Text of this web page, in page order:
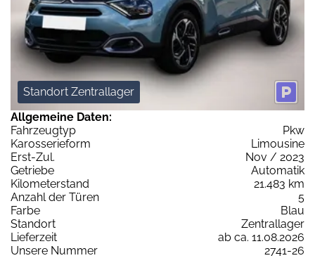
Standort Zentrallager
Allgemeine Daten:
Fahrzeugtyp
Pkw
Karosserieform
Limousine
Erst-Zul.
Nov / 2023
Getriebe
Automatik
Kilometerstand
21.483 km
Anzahl der Türen
5
Farbe
Blau
Standort
Zentrallager
Lieferzeit
ab ca. 11.08.2026
Unsere Nummer
2741-26